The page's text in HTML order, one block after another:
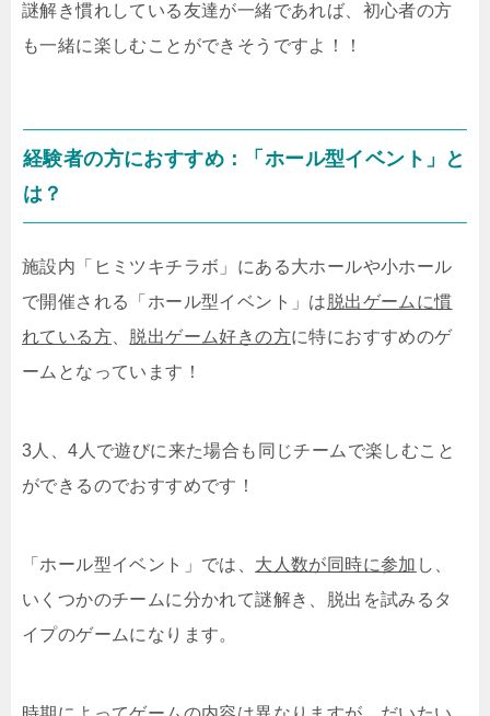
謎解き慣れしている友達が一緒であれば、初心者の方
も一緒に楽しむことができそうですよ！！
経験者の方におすすめ：「ホール型イベント」と
は？
施設内「ヒミツキチラボ」にある大ホールや小ホール
で開催される「ホール型イベント」は脱出ゲームに慣
れている方、 脱出ゲーム好きの方に特におすすめのゲ
ームとなっています！
3人、4人で遊びに来た場合も同じチームで楽しむこと
ができるのでおすすめです！
「ホール型イベント」では、 大人数が同時に参加 し、
いくつかのチームに分かれて謎解き、脱出を試みるタ
イプのゲームになります。